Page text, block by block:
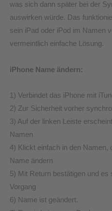
was sich dann später bei der
auswirken würde. Das
sein iPad oder iPod im Namen
vermeintlich einfache Lösung.
iPhone Name ändern:
1) Verbindet das iPhone mit
2) Zur Sicherheit vorher
3) Auf der linken Leiste
Namen
4) Klickt einfach in den Namen,
Name ändern
5) Mit Return bestätigen und
Vorgang
6) Name ist geändert.